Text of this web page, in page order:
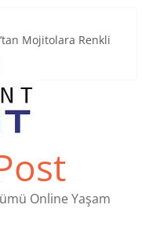
4 Müzik Durağı
Stamps in Ankara
Online Yaşam